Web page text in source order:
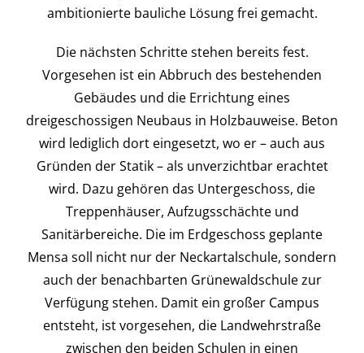
ambitionierte bauliche Lösung frei gemacht.
Die nächsten Schritte stehen bereits fest.
Vorgesehen ist ein Abbruch des bestehenden
Gebäudes und die Errichtung eines
dreigeschossigen Neubaus in Holzbauweise. Beton
wird lediglich dort eingesetzt, wo er – auch aus
Gründen der Statik – als unverzichtbar erachtet
wird. Dazu gehören das Untergeschoss, die
Treppenhäuser, Aufzugsschächte und
Sanitärbereiche. Die im Erdgeschoss geplante
Mensa soll nicht nur der Neckartalschule, sondern
auch der benachbarten Grünewaldschule zur
Verfügung stehen. Damit ein großer Campus
entsteht, ist vorgesehen, die Landwehrstraße
zwischen den beiden Schulen in einen